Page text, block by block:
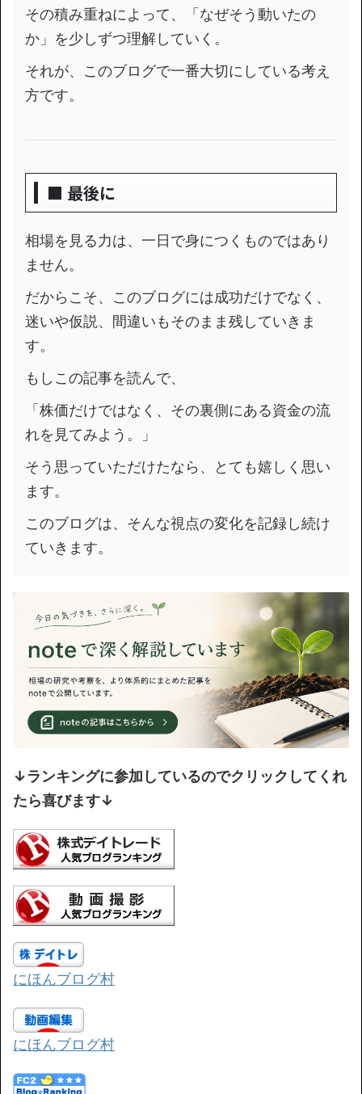
その積み重ねによって、「なぜそう動いたの
か」を少しずつ理解していく。
それが、このブログで一番大切にしている考え
方です。
■ 最後に
相場を見る力は、一日で身につくものではあり
ません。
だからこそ、このブログには成功だけでなく、
迷いや仮説、間違いもそのまま残していきま
す。
もしこの記事を読んで、
「株価だけではなく、その裏側にある資金の流
れを見てみよう。」
そう思っていただけたなら、とても嬉しく思い
ます。
このブログは、そんな視点の変化を記録し続け
ていきます。
↓ランキングに参加しているのでクリックしてくれ
たら喜びます↓
にほんブログ村
にほんブログ村